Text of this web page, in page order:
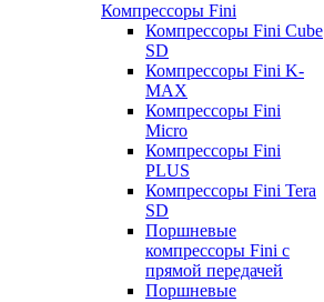
Компрессоры Fini
Компрессоры Fini Cube
SD
Компрессоры Fini K-
MAX
Компрессоры Fini
Micro
Компрессоры Fini
PLUS
Компрессоры Fini Tera
SD
Поршневые
компрессоры Fini с
прямой передачей
Поршневые